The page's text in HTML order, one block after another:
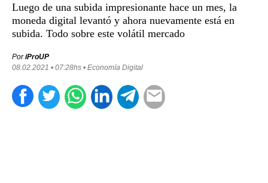
Luego de una subida impresionante hace un mes, la
moneda digital levantó y ahora nuevamente está en
subida. Todo sobre este volátil mercado
PoriProUP
08.02.2021 • 07:28hs • Economía Digital